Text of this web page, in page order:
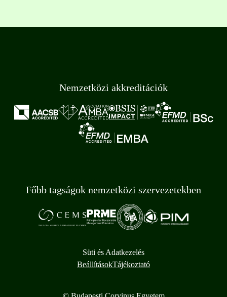
Nemzetközi akkreditációk
Főbb tagságok nemzetközi szervezetekben
Süti és Adatkezelés
BeállításokTájékoztató